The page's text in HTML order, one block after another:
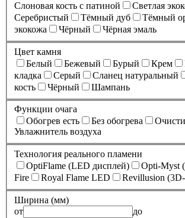
Слоновая кость с патиной
Светлая
Серебристый
Тёмный дуб Тёмный
экокожа
Чёрный Чёрная эмаль
Цвет камня
Белый
Бежевый Бурый Крем
кладка
Серый Сланец натуральный
кость
Чёрный Шампань
Функции очага
Обогрев есть
Без обогрева
Увлажнитель воздуха
Технология реального пламени
OptiFlame (LED дисплей)
Opti-Myst
Fire
Royal Flame LED Revillusion
Ширина (мм)
от
до